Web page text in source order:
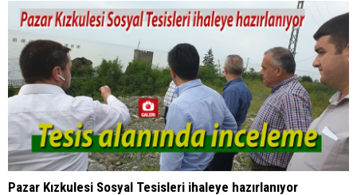
Pazar Kızkulesi Sosyal Tesisleri ihaleye hazırlanıyor